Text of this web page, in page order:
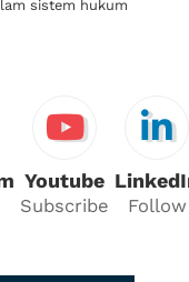
sistem hukum
Youtube
Subscribe Follow